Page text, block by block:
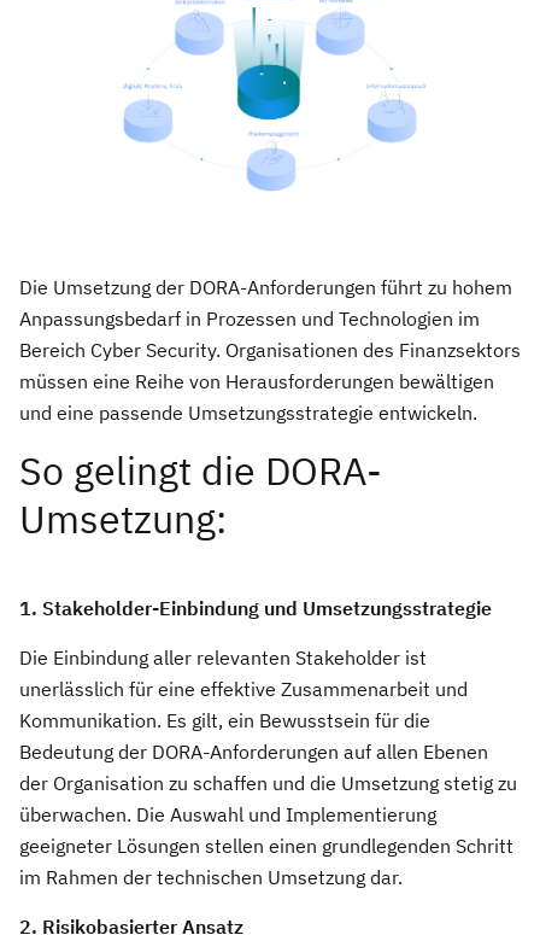
Die Umsetzung der DORA-Anforderungen führt zu hohem
Anpassungsbedarf in Prozessen und Technologien im
Bereich Cyber Security. Organisationen des Finanzsektors
müssen eine Reihe von Herausforderungen bewältigen
und eine passende Umsetzungsstrategie entwickeln.
So gelingt die DORA-
Umsetzung:
1. Stakeholder-Einbindung und Umsetzungsstrategie
Die Einbindung aller relevanten Stakeholder ist
unerlässlich für eine effektive Zusammenarbeit und
Kommunikation. Es gilt, ein Bewusstsein für die
Bedeutung der DORA-Anforderungen auf allen Ebenen
der Organisation zu schaffen und die Umsetzung stetig zu
überwachen. Die Auswahl und Implementierung
geeigneter Lösungen stellen einen grundlegenden Schritt
im Rahmen der technischen Umsetzung dar.
2. Risikobasierter Ansatz